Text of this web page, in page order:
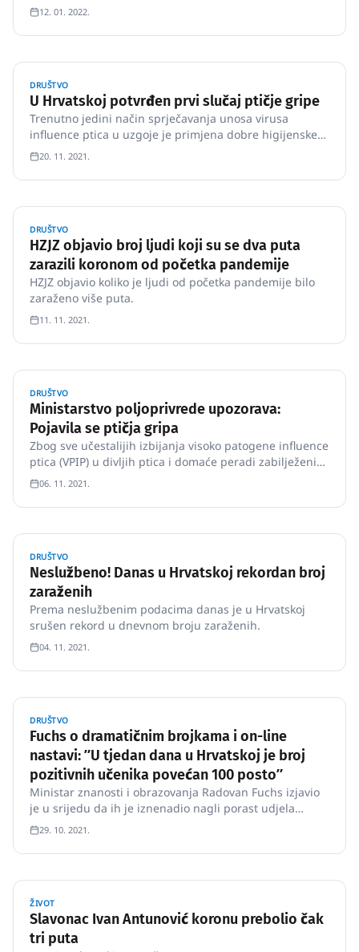
12. 01. 2022.
DRUŠTVO
U Hrvatskoj potvrđen prvi slučaj ptičje gripe
Trenutno jedini način sprječavanja unosa virusa
influence ptica u uzgoje je primjena dobre higijenske
prakse U Hrvatskoj su potvrđeni slučajevi ptičje gripe,
zarazne bolesti koja može prijeći i na ljude.
20. 11. 2021.
DRUŠTVO
HZJZ objavio broj ljudi koji su se dva puta
zarazili koronom od početka pandemije
HZJZ objavio koliko je ljudi od početka pandemije bilo
zaraženo više puta.
11. 11. 2021.
DRUŠTVO
Ministarstvo poljoprivrede upozorava:
Pojavila se ptičja gripa
Zbog sve učestalijih izbijanja visoko patogene influence
ptica (VPIP) u divljih ptica i domaće peradi zabilježenih
tijekom proteklih nekoliko tjedana obavještavamo o
povećanoj opasnosti od pojave visoko patogene
influence ptica u peradi, ptica u zatočeništvu i divljih
06. 11. 2021.
DRUŠTVO
Neslužbeno! Danas u Hrvatskoj rekordan broj
zaraženih
Prema neslužbenim podacima danas je u Hrvatskoj
srušen rekord u dnevnom broju zaraženih.
04. 11. 2021.
DRUŠTVO
Fuchs o dramatičnim brojkama i on-line
nastavi: ʺU tjedan dana u Hrvatskoj je broj
pozitivnih učenika povećan 100 postoʺ
Ministar znanosti i obrazovanja Radovan Fuchs izjavio
je u srijedu da ih je iznenadio nagli porast udjela
zaraze koronavirusom u dječjoj populaciji te dodao
kako bi dvodnevna online nastava nakon blagdana
trebala usporiti širenje zaraze.
29. 10. 2021.
ŽIVOT
Slavonac Ivan Antunović koronu prebolio čak
tri puta